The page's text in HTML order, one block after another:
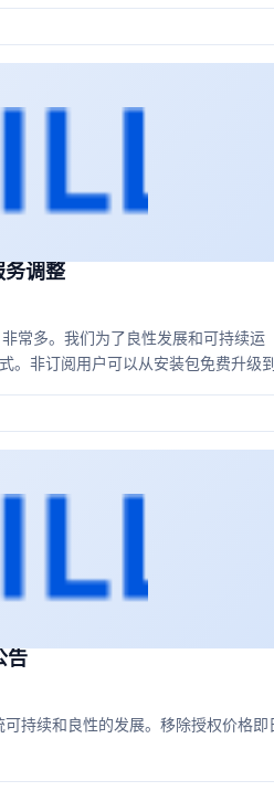
调整
常多。我们为了良性发展和可持续运
。非订阅用户可以从安装包免费升级
告
持续和良性的发展。移除授权价格即